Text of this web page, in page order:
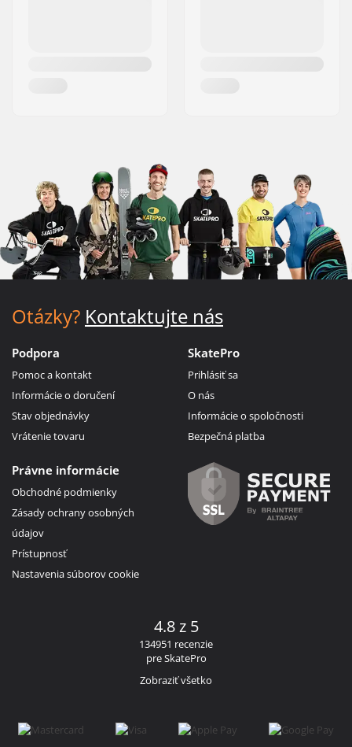
Otázky? Kontaktujte nás
Podpora
Pomoc a kontakt
Informácie o doručení
Stav objednávky
Vrátenie tovaru
SkatePro
Prihlásiť sa
O nás
Informácie o spoločnosti
Bezpečná platba
Právne informácie
Obchodné podmienky
Zásady ochrany osobných
údajov
Prístupnosť
Nastavenia súborov cookie
4.8 z 5
134951 recenzie
pre SkatePro
Zobraziť všetko